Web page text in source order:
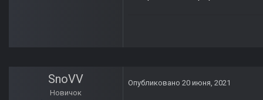
SnoVV
Новичок
Опубликовано 20 июня, 2021